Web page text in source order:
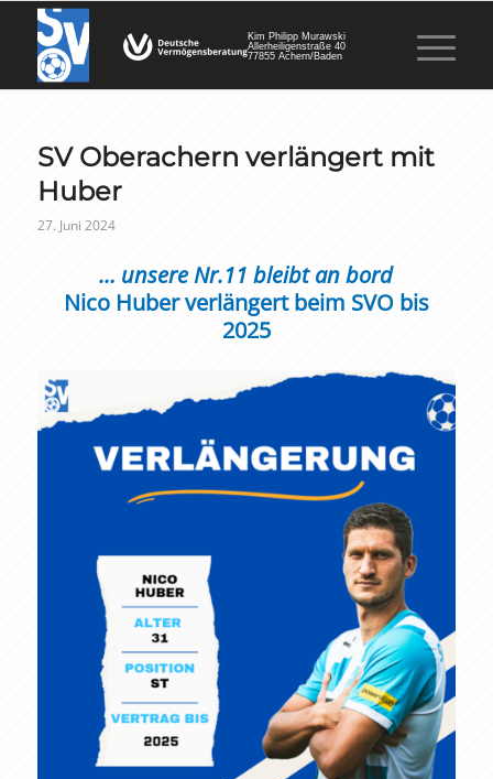
Kim Philipp Murawski
Allerheiligenstraße 40
77855 Achern/Baden
SV Oberachern verlängert mit
Huber
27. Juni 2024
… unsere Nr.11 bleibt an bord
Nico Huber verlängert beim SVO bis
2025